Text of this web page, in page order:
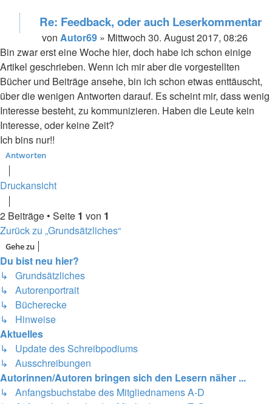
Kontaktdaten
Autor69
Re: Feedback, oder auch Leserkommentar
Beitrag
von Autor69 » Mittwoch 30. August 2017, 08:26
Bin zwar erst eine Woche hier, doch habe ich schon einige
Artikel geschrieben. Wenn ich mir aber die vorgestellten
Bücher und Beiträge ansehe, bin ich schon etwas enttäuscht,
über die wenigen Antworten darauf. Es scheint mir, dass wenig
Interesse besteht, zu kommunizieren. Haben die Leute kein
Interesse, oder keine Zeit?
Ich bins nur!!
Antworten
Druckansicht
2 Beiträge • Seite 1 von 1
Zurück zu „Grundsätzliches“
Gehe zu
Du bist neu hier?
↳ Grundsätzliches
↳ Autorenportrait
↳ Bücherecke
↳ Hinweise
Aktuelles
↳ Update des Schreibpodiums
↳ Ausschreibungen
Autorinnen/Autoren bringen sich den Lesern näher ...
↳ Anfangsbuchstabe des Mitgliednamens A-D